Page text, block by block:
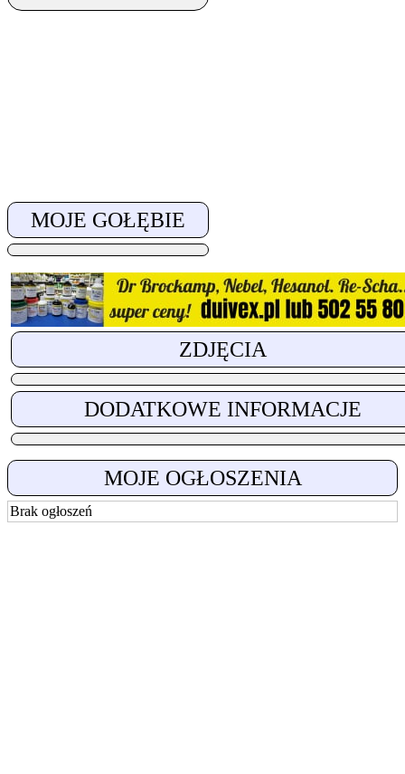
MOJE GOŁĘBIE
ZDJĘCIA
DODATKOWE INFORMACJE
MOJE OGŁOSZENIA
Brak ogłoszeń